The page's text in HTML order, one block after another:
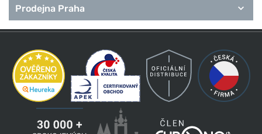
Prodejna Praha